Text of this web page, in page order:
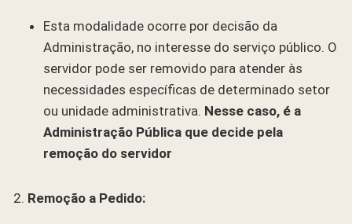
Esta modalidade ocorre por decisão da
Administração, no interesse do serviço público. O
servidor pode ser removido para atender às
necessidades específicas de determinado setor
ou unidade administrativa. Nesse caso, é a
Administração Pública que decide pela
remoção do servidor
Remoção a Pedido: